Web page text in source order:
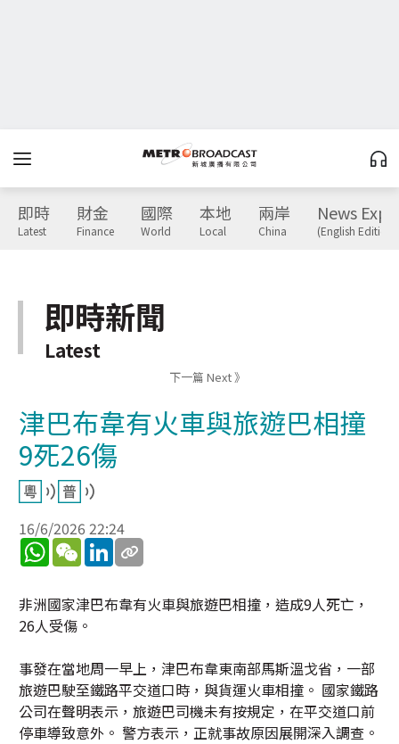
即時
Latest
財金
Finance
國際
World
本地
Local
兩岸
China
News
(English Edition)
即時新聞
Latest
下一篇 Next 》
津巴布韋有火車與旅遊巴相撞
9死26傷
16/6/2026 22:24
WhatsApp
WeChatLinkedIn
非洲國家津巴布韋有火車與旅遊巴相撞，造成9人死亡，
26人受傷。
事發在當地周一早上，津巴布韋東南部馬斯溫戈省，一部
旅遊巴駛至鐵路平交道口時，與貨運火車相撞。 國家鐵路
公司在聲明表示，旅遊巴司機未有按規定，在平交道口前
停車導致意外。 警方表示，正就事故原因展開深入調查。